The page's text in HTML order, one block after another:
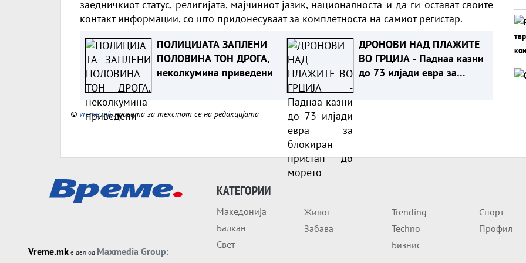
заедничкиот статус, религијата, мајчиниот јазик, националноста и да ги остават своите
контакт информации, со што придонесуваат за комплетноста на самиот регистар.
ПОЛИЦИЈАТА ЗАПЛЕНИ
ПОЛОВИНА ТОН ДРОГА,
неколкумина приведени
ДРОНОВИ НАД ПЛАЖИТЕ
ВО ГРЦИЈА - Паднаа казни
до 73 илјади евра за
© vreme.mk, правата за текстот се на редакцијата
Vreme.mk е дел од Maxmedia Group:
КАТЕГОРИИ
Македонија
Балкан
Свет
Живот
Забава
Trending
Techno
Бизнис
Спорт
Профил